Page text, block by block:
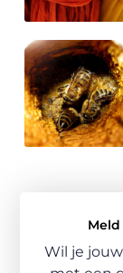
Wil je